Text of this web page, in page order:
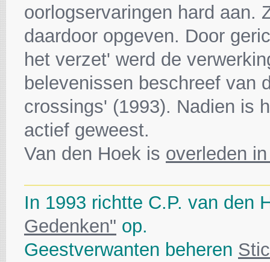
oorlogservaringen hard aan.
daardoor opgeven. Door
het verzet' werd de
belevenissen beschreef van
crossings' (1993). Nadien is
actief geweest.
Van den Hoek is overleden
In 1993 richtte C.P. van den
Gedenken" op.
Geestverwanten beheren